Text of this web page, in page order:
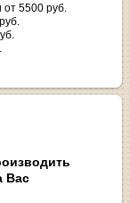
5500 руб.
Вас